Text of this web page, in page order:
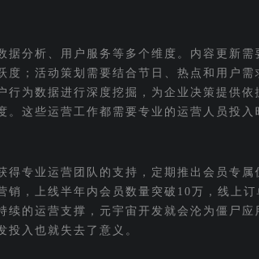
据分析、用户服务等多个维度。内容更新
度；活动策划需要结合节日、热点和用户
行为数据进行深度挖掘，为企业决策提供
。这些运营工作都需要专业的运营人员投
得专业运营团队的支持，定期推出会员专
销，上线半年内会员数量突破10万，线上
的运营支撑，元宇宙开发就会沦为僵尸应
投入也就失去了意义。